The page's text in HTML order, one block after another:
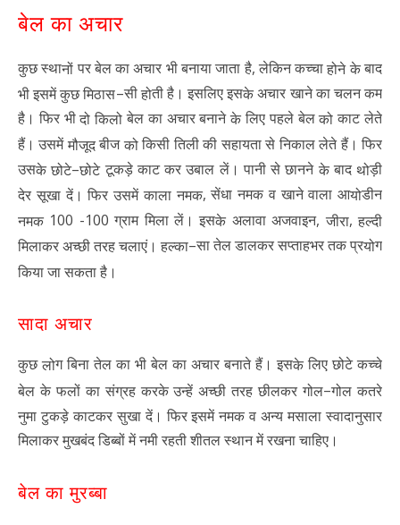
बेल का अचार
कुछ स्थानोंपर बेल का अचार भी बनाया जाता है,लेकिन कच्चाहोने केबाद
भी इसमें कुछ मिठास–सीहोती है। इसलिए इसकेअचार खाने का चलन कम
है। फिर भीदो किलोबेल का अचार बनानेकेलिए पहले बेलकोकाट लेते
हैं। उसमेंमौजूदबीजकोकिसी तिली की सहायता से निकाल लेते हैं। फिर
उसके छोटे–छोटेटूकड़े काट कर उबाल लें। पानी से छाननेकेबाद थोड़ी
देर सूखा दें। फिर उसमें काला नमक,सेंधा नमक व खाने वाला आयोडीन
नमक 100 -100ग्राम मिला लें। इसके अलावा अजवाइन,जीरा,हल्दी
मिलाकर अच्छी तरह चलाएं। हल्का–सा तेल डालकर सप्ताहभर तक प्रयोग
किया जा सकता है।
सादा अचार
कुछलोग बिना तेल का भी बेल का अचार बनाते हैं। इसकेलिए छोटे कच्चे
बेल के फलों का संग्रह करके उन्हें अच्छी तरह छीलकर गोल–गोल कतरे
नुमा टुकड़े काटकर सुखा दें। फिर इसमें नमक व अन्य मसाला स्वादानुसार
मिलाकर मुखबंद डिब्बों में नमी रहती शीतल स्थान में रखना चाहिए।
बेल का मुरब्बा